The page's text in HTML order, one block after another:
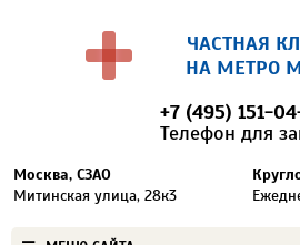
ЧАСТНАЯ
НА МЕТРО
Москва, СЗАО
Митинская улица, 28к3
+7 (495) 151-
Телефон для